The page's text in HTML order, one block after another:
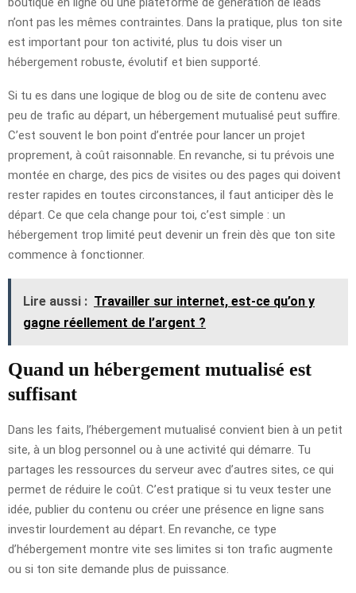
n’ont pas les mêmes contraintes. Dans la pratique, plus ton site
est important pour ton activité, plus tu dois viser un
hébergement robuste, évolutif et bien supporté.
Si tu es dans une logique de blog ou de site de contenu avec
peu de trafic au départ, un hébergement mutualisé peut suffire.
C’est souvent le bon point d’entrée pour lancer un projet
proprement, à coût raisonnable. En revanche, si tu prévois une
montée en charge, des pics de visites ou des pages qui doivent
rester rapides en toutes circonstances, il faut anticiper dès le
départ. Ce que cela change pour toi, c’est simple : un
hébergement trop limité peut devenir un frein dès que ton site
commence à fonctionner.
Lire aussi : Travailler sur internet, est-ce qu’on y
gagne réellement de l’argent ?
Quand un hébergement mutualisé est
suffisant
Dans les faits, l’hébergement mutualisé convient bien à un petit
site, à un blog personnel ou à une activité qui démarre. Tu
partages les ressources du serveur avec d’autres sites, ce qui
permet de réduire le coût. C’est pratique si tu veux tester une
idée, publier du contenu ou créer une présence en ligne sans
investir lourdement au départ. En revanche, ce type
d’hébergement montre vite ses limites si ton trafic augmente
ou si ton site demande plus de puissance.